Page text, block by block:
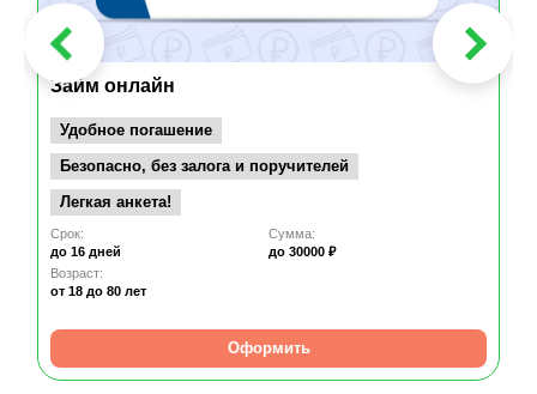
Займ онлайн
Удобное погашение
Безопасно, без залога и поручителей
Легкая анкета!
Срок:
до 16 дней
Сумма:
до 30000 ₽
Возраст:
от 18 до 80 лет
Оформить